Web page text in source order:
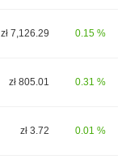
zł 7,126.29 0.15 %
zł 805.01 0.31 %
zł 3.72 0.01 %